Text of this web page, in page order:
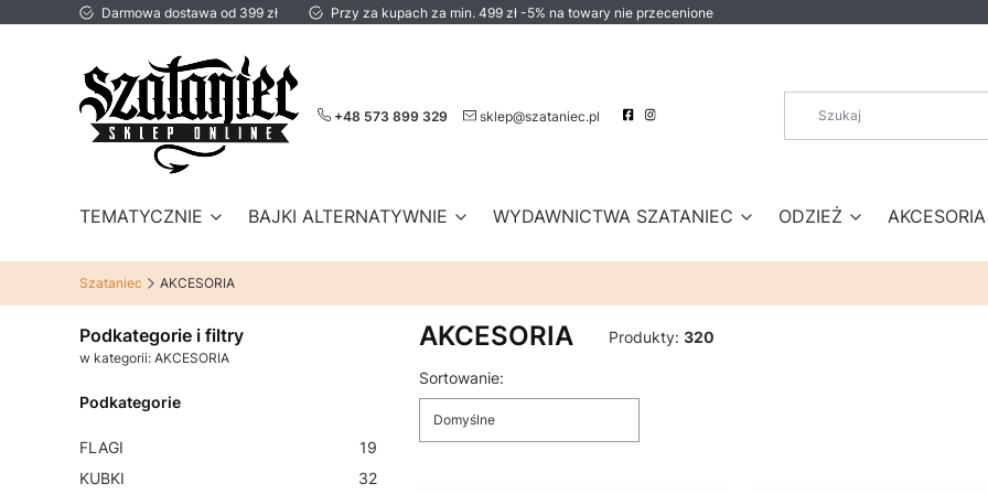
Darmowa dostawa od 399 zł Przy za kupach za min. 499 zł -5% na towary nie przecenione
+48 573 899 329 sklep@szataniec.pl
TEMATYCZNIE BAJKI ALTERNATYWNIE WYDAWNICTWA SZATANIEC ODZIEŻ AKCESORIA
Szataniec AKCESORIA
Podkategorie i filtry
w kategorii: AKCESORIA
Podkategorie
FLAGI
19
KUBKI
32
AKCESORIA Produkty: 320
Lista produktów
Sortowanie:
Domyślne